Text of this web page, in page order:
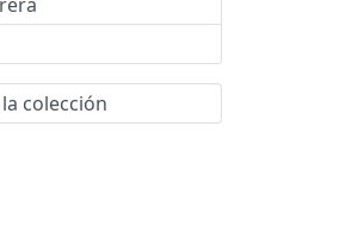
colección